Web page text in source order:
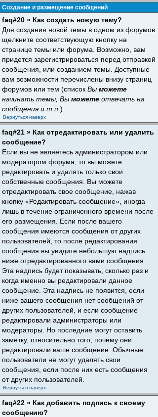
Создание и размещение сообщений
faq#20 » Как создать новую тему?
Для создания новой темы в одном из форумов
щелкните соответствующую кнопку на
странице темы или форума. Возможно, вам
придется зарегистрироваться перед отправкой
сообщения, или созданием темы. Доступные
вам возможности перечислены внизу страниц
форумов или тем (список Вы можете
начинать темы, Вы можете отвечать на
сообщения и т.п. ).
Вернуться наверх
faq#21 » Как отредактировать или удалить
сообщение?
Если вы не являетесь администратором или
модератором форума, то вы можете
редактировать и удалять только свои
собственные сообщения. Вы можете
отредактировать свое сообщение, нажав
кнопку «Редактировать сообщение», иногда
лишь в течение ограниченного времени после
его размещения. Если после вашего
сообщения имеются сообщения от других
пользователей, то после редактирования
сообщения вы увидите небольшую надпись
ниже отредактированного вами сообщения.
Эта надпись будет показывать, сколько раз и
когда именно вы редактировали данное
сообщение. Эта надпись не появится, если
ниже вашего сообщения нет сообщений от
других пользователей, и если сообщение
редактировали администраторы или
модераторы. Но последние могут оставить
заметку, относительно того, почему они
редактировали ваше сообщение. Обычные
пользователи не могут удалять свои
сообщения, если после них есть сообщения
от других пользователей.
Вернуться наверх
faq#22 » Как добавить подпись к своему
сообщению?